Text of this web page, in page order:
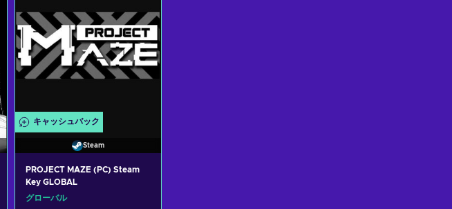
キャッシュバック
Steam
PROJECT MAZE (PC) Steam
Key GLOBAL
グローバル